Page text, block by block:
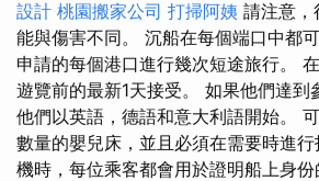
設計 桃園搬家公司 打掃阿姨 請注意，
能與傷害不同。 沉船在每個端口中都
申請的每個港口進行幾次短途旅行。
遊覽前的最新1天接受。 如果他們達到
他們以英語，德語和意大利語開始。
數量的嬰兒床，並且必須在需要時進行
機時，每位乘客都會用於證明船上身